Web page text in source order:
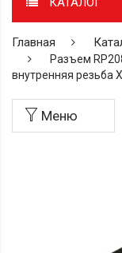
Главная
Разъем
внутренняя резьба
Меню